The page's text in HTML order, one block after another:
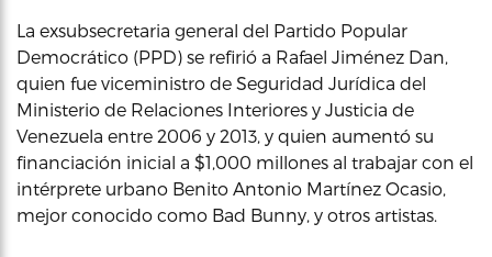
La exsubsecretaria general del Partido Popular
Democrático (PPD) se refirió a Rafael Jiménez Dan,
quien fue viceministro de Seguridad Jurídica del
Ministerio de Relaciones Interiores y Justicia de
Venezuela entre 2006 y 2013, y quien aumentó su
financiación inicial a $1,000 millones al trabajar con el
intérprete urbano Benito Antonio Martínez Ocasio,
mejor conocido como Bad Bunny, y otros artistas.